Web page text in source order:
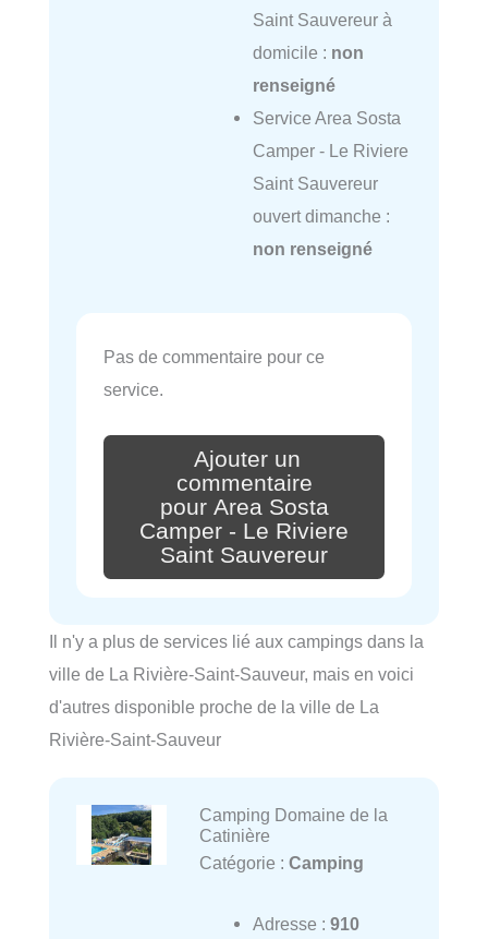
Saint Sauvereur à
domicile : non
renseigné
Service Area Sosta
Camper - Le Riviere
Saint Sauvereur
ouvert dimanche :
non renseigné
Pas de commentaire pour ce
service.
Ajouter un
commentaire
pour Area Sosta
Camper - Le Riviere
Saint Sauvereur
Il n'y a plus de services lié aux campings dans la
ville de La Rivière-Saint-Sauveur, mais en voici
d'autres disponible proche de la ville de La
Rivière-Saint-Sauveur
Camping Domaine de la
Catinière
Catégorie : Camping
Adresse : 910